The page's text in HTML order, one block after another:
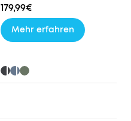
179,99€
Mehr erfahren